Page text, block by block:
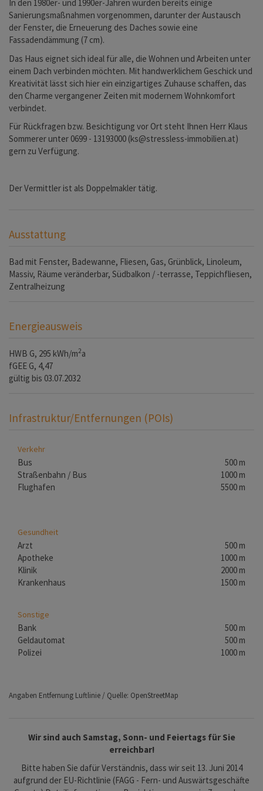
In den 1980er- und 1990er-Jahren wurden bereits einige
Sanierungsmaßnahmen vorgenommen, darunter der Austausch
der Fenster, die Erneuerung des Daches sowie eine
Fassadendämmung (7 cm).
Das Haus eignet sich ideal für alle, die Wohnen und Arbeiten unter
einem Dach verbinden möchten. Mit handwerklichem Geschick und
Kreativität lässt sich hier ein einzigartiges Zuhause schaffen, das
den Charme vergangener Zeiten mit modernem Wohnkomfort
verbindet.
Für Rückfragen bzw. Besichtigung vor Ort steht Ihnen Herr Klaus
Sommerer unter 0699 - 13193000 (ks@stressless-immobilien.at)
gern zu Verfügung.
Der Vermittler ist als Doppelmakler tätig.
Ausstattung
Bad mit Fenster Badewanne Fliesen Gas Grünblick Linoleum
Massiv Räume veränderbar Südbalkon / -terrasse Teppichfliesen
Zentralheizung
Energieausweis
HWB G, 295 kWh/m2a
fGEE G, 4,47
gültig bis 03.07.2032
Infrastruktur/Entfernungen (POIs)
Verkehr
Bus
500 m
Straßenbahn / Bus
1000 m
Flughafen
5500 m
Gesundheit
Arzt
500 m
Apotheke
1000 m
Klinik
2000 m
Krankenhaus
1500 m
Sonstige
Bank
500 m
Geldautomat
500 m
Polizei
1000 m
Angaben Entfernung Luftlinie / Quelle: OpenStreetMap
Wir sind auch Samstag, Sonn- und Feiertags für Sie
erreichbar!
Bitte haben Sie dafür Verständnis, dass wir seit 13. Juni 2014
aufgrund der EU-Richtlinie (FAGG - Fern- und Auswärtsgeschäfte